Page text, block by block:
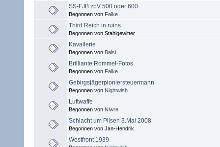
SS-FJB zbV 500 oder 600
Begonnen von Falke
Third Reich in ruins
Begonnen von Stahlgewitter
Kavallerie
Begonnen von Balsi
Brilliante Rommel-Fotos
Begonnen von Falke
Gebirgsjägerpioniersteuermann
Begonnen von Nightwish
Luftwaffe
Begonnen von Niwre
Schlacht um Pilsen 3.Mai 2008
Begonnen von Jan-Hendrik
Westfront 1939